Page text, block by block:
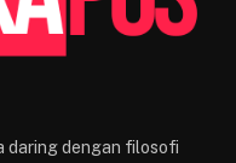
daring dengan filosofi